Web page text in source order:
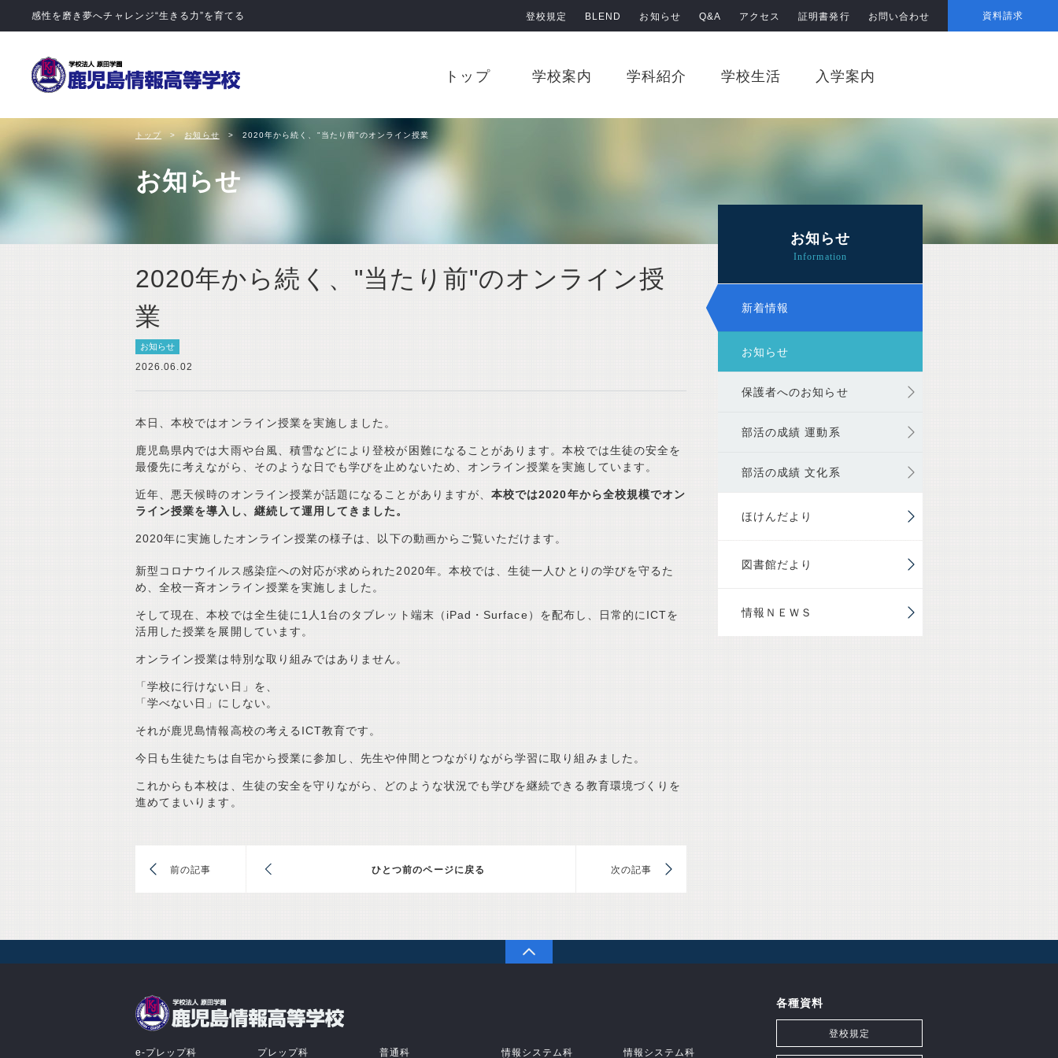
学校法人 原田学園 鹿児島情報高等学校
トップ 学校案内 学科紹介 学校生活 入学案内
登校規定 BLEND お知らせ Q&A アクセス 証明書発行 お問い合わせ 資料請求
お知らせ
トップ お知らせ 2020年から続く、"当たり前"のオンライン授業
2020年から続く、"当たり前"のオンライン授
業
お知らせ
2026.06.02
本日、本校ではオンライン授業を実施しました。
鹿児島県内では大雨や台風、積雪などにより登校が困難になることがあります。本校では生徒の安全を
最優先に考えながら、そのような日でも学びを止めないため、オンライン授業を実施しています。
近年、悪天候時のオンライン授業が話題になることがありますが、 本校では2020年から全校規模でオン
ライン授業を導入し、継続して運用してきました。
2020年に実施したオンライン授業の様子は、以下の動画からご覧いただけます。
新型コロナウイルス感染症への対応が求められた2020年。本校では、生徒一人ひとりの学びを守るた
め、全校一斉オンライン授業を実施しました。
そして現在、本校では全生徒に1人1台のタブレット端末（iPad・Surface）を配布し、日常的にICTを
活用した授業を展開しています。
オンライン授業は特別な取り組みではありません。
「学校に行けない日」を、
「学べない日」にしない。
それが鹿児島情報高校の考えるICT教育です。
今日も生徒たちは自宅から授業に参加し、先生や仲間とつながりながら学習に取り組みました。
これからも本校は、生徒の安全を守りながら、どのような状況でも学びを継続できる教育環境づくりを
進めてまいります。
前のページに戻る
前 次
お知らせ
新着情報
お知らせ
保護者へのお知らせ
部活の成績 運動系
部活の成績 文化系
ほけんだより
図書館だより
情報ＮＥＷＳ
e-プレップ科 プレップ科 普通科
情報システム科
情報システム科
各種資料
登校規定